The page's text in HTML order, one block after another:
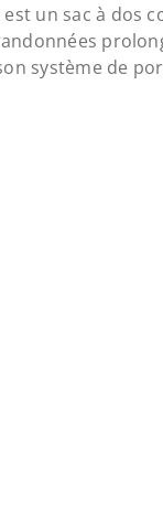
un sac à dos
système de